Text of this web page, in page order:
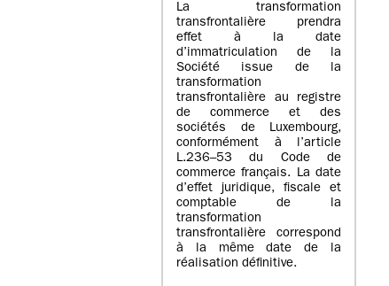
La transformation
transfrontalière prendra
effet à la date
d’immatriculation de la
Société issue de la
transformation
transfrontalière au registre
de commerce et des
sociétés de Luxembourg,
conformément à l’article
L.236–53 du Code de
commerce français. La date
d’effet juridique, fiscale et
comptable de la
transformation
transfrontalière correspond
à la même date de la
réalisation définitive.